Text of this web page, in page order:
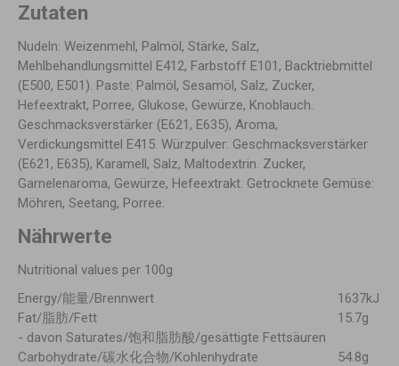
Zutaten
Nudeln: Weizenmehl, Palmöl, Stärke, Salz,
Mehlbehandlungsmittel E412, Farbstoff E101, Backtriebmittel
(E500, E501). Paste: Palmöl, Sesamöl, Salz, Zucker,
Hefeextrakt, Porree, Glukose, Gewürze, Knoblauch.
Geschmacksverstärker (E621, E635), Aroma,
Verdickungsmittel E415. Würzpulver: Geschmacksverstärker
(E621, E635), Karamell, Salz, Maltodextrin. Zucker,
Garnelenaroma, Gewürze, Hefeextrakt. Getrocknete Gemüse:
Möhren, Seetang, Porree.
Nährwerte
Nutritional values per 100g
Energy/能量/Brennwert
1637kJ
Fat/脂肪/Fett
15.7g
- davon Saturates/饱和脂肪酸/gesättigte Fettsäuren
Carbohydrate/碳水化合物/Kohlenhydrate
54.8g